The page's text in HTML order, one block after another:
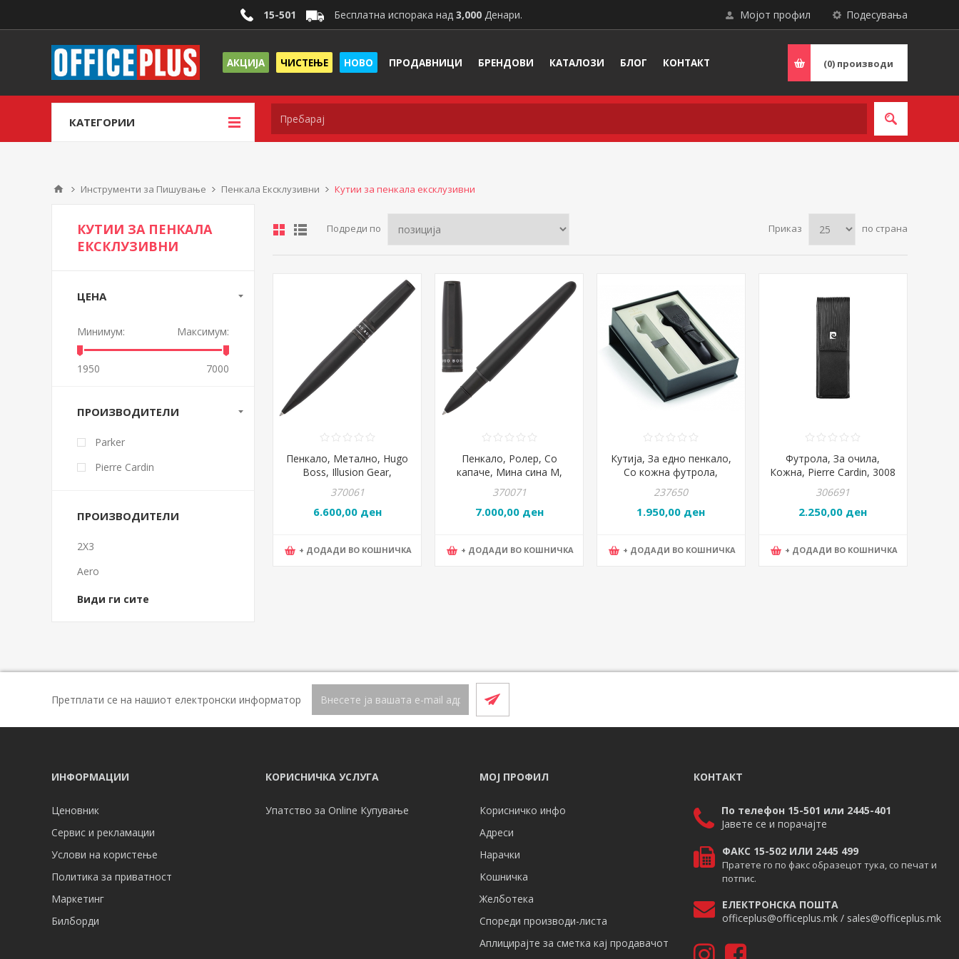
Подесувања
Мојот профил
15-501 Бесплатна испорака над 3,000 Денари.
АКЦИЈА ЧИСТЕЊЕ НОВО ПРОДАВНИЦИ БРЕНДОВИ КАТАЛОЗИ БЛОГ КОНТАКТ (0) производи
КАТЕГОРИИ
Инструменти за Пишување Пенкала Ексклузивни Кутии за пенкала ексклузивни
Подреди по Приказ по страна
Пенкало, Метално, Hugo
Boss, Illusion Gear,
HSV2124A, Црно
370061
6.600,00 ден
+ ДОДАДИ ВО КОШНИЧКА
Пенкало, Ролер, Со
капаче, Мина сина М,
Hugo Boss, Illusion Gear,
HSV2125A, Црно
370071
7.000,00 ден
+ ДОДАДИ ВО КОШНИЧКА
Кутија, За едно пенкало,
Со кожна футрола,
Parker, P2019012
237650
1.950,00 ден
+ ДОДАДИ ВО КОШНИЧКА
Футрола, За очила,
Кожна, Pierre Cardin, 3008
TILAK10, 5*15*2,5цм,
Црна
306691
2.250,00 ден
+ ДОДАДИ ВО КОШНИЧКА
КУТИИ ЗА ПЕНКАЛА
ЕКСКЛУЗИВНИ
ЦЕНА
Минимум: Максимум:
1950 7000
ПРОИЗВОДИТЕЛИ
Parker
Pierre Cardin
ПРОИЗВОДИТЕЛИ
2X3
Aero
Види ги сите
Претплати се на нашиот електронски информатор
ИНФОРМАЦИИ
Ценовник
Сервис и рекламации
Услови на користење
Политика за приватност
Маркетинг
Билборди
КОРИСНИЧКА УСЛУГА
Упатство за Online Купување
МОЈ ПРОФИЛ
Корисничко инфо
Адреси
Нарачки
Кошничка
Желботека
Спореди производи-листа
Аплицирајте за сметка кај продавачот
КОНТАКТ
По телефон 15-501 или 2445-401
Јавете се и порачајте
ФАКС 15-502 ИЛИ 2445 499
Пратете го по факс образецот тука, со печат и
потпис.
ЕЛЕКТРОНСКА ПОШТА
officeplus@officeplus.mk / sales@officeplus.mk